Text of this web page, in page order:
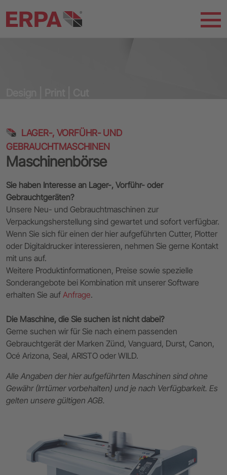
LAGER-, VORFÜHR- UND
GEBRAUCHTMASCHINEN
Maschinenbörse
Sie haben Interesse an Lager-, Vorführ- oder
Gebrauchtgeräten?
Unsere Neu- und Gebrauchtmaschinen zur
Verpackungsherstellung sind gewartet und sofort verfügbar.
Wenn Sie sich für einen der hier aufgeführten Cutter, Plotter
oder Digitaldrucker interessieren, nehmen Sie gerne Kontakt
mit uns auf.
Weitere Produktinformationen, Preise sowie spezielle
Sonderangebote bei Kombination mit unserer Software
erhalten Sie auf Anfrage.
Die Maschine, die Sie suchen ist nicht dabei?
Gerne suchen wir für Sie nach einem passenden
Gebrauchtgerät der Marken Zünd, Vanguard, Durst, Canon,
Océ Arizona, Seal, ARISTO oder WILD.
Alle Angaben der hier aufgeführten Maschinen sind ohne
Gewähr (Irrtümer vorbehalten) und je nach Verfügbarkeit. Es
gelten unsere gültigen AGB.